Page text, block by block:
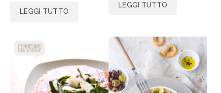
LEGGI TUTTO
LEGGI TUTTO